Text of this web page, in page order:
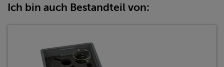
Ich bin auch Bestandteil von: